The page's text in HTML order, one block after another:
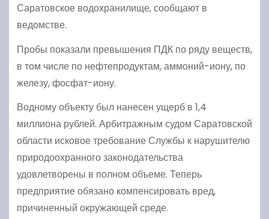
Саратовское водохранилище, сообщают в
ведомстве.
Пробы показали превышения ПДК по ряду веществ,
в том числе по нефтепродуктам, аммоний-иону, по
железу, фосфат-иону.
Водному объекту был нанесен ущерб в 1,4
миллиона рублей. Арбитражным судом Саратовской
области исковое требование Службы к нарушителю
природоохранного законодательства
удовлетворены в полном объеме. Теперь
предприятие обязано компенсировать вред,
причиненный окружающей среде.